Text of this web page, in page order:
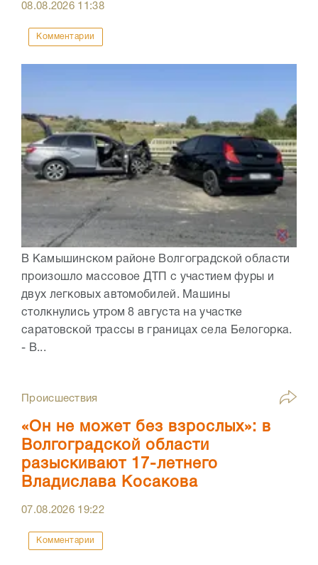
08.08.2026 11:38
Комментарии
В Камышинском районе Волгоградской области
произошло массовое ДТП с участием фуры и
двух легковых автомобилей. Машины
столкнулись утром 8 августа на участке
саратовской трассы в границах села Белогорка.
- В...
Происшествия
«Он не может без взрослых»: в
Волгоградской области
разыскивают 17-летнего
Владислава Косакова
07.08.2026 19:22
Комментарии